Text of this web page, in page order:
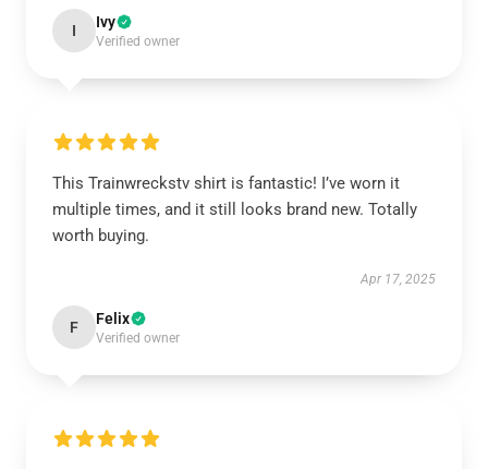
I Ivy
Verified owner
This Trainwreckstv shirt is fantastic! I’ve worn it
multiple times, and it still looks brand new. Totally
worth buying.
Apr 17, 2025
F Felix
Verified owner